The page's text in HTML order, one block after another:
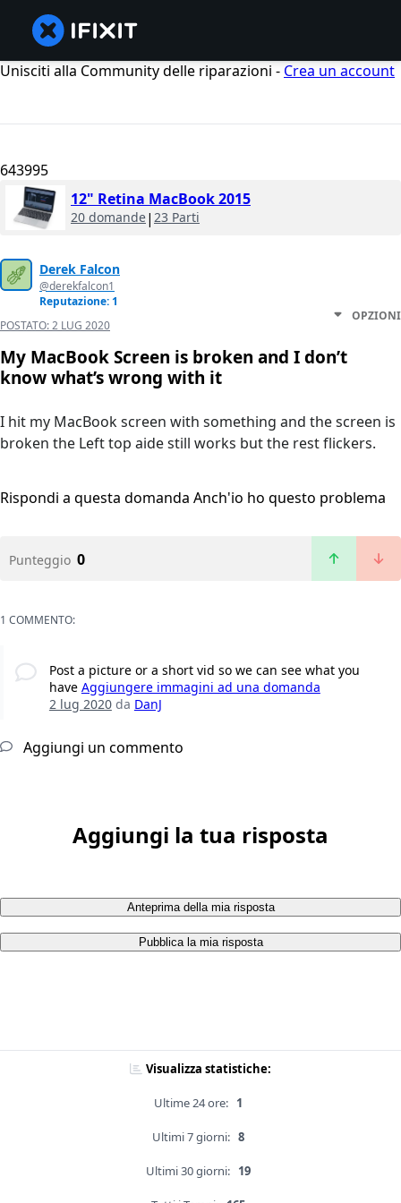
Unisciti alla Community delle riparazioni - Crea un account
643995
12" Retina MacBook 2015
20 domande| 23 Parti
Derek Falcon
@derekfalcon1
Reputazione: 1
POSTATO:2 LUG 2020
OPZIONI
My MacBook Screen is broken and I don’t
know what’s wrong with it
I hit my MacBook screen with something and the screen is
broken the Left top aide still works but the rest flickers.
Rispondi a questa domanda Anch'io ho questo problema
Punteggio 0
1 COMMENTO:
Post a picture or a short vid so we can see what you
have Aggiungere immagini ad una domanda
2 lug 2020da DanJ
Aggiungi un commento
Aggiungi la tua risposta
Anteprima della mia risposta
Pubblica la mia risposta
Visualizza statistiche:
Ultime 24 ore: 1
Ultimi 7 giorni: 8
Ultimi 30 giorni: 19